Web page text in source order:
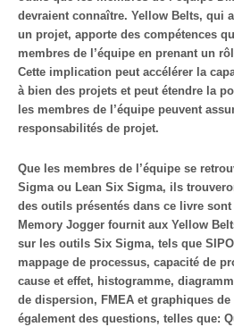
devraient connaître. Yellow Belts, qui
un projet, apporte des compétences
membres de l’équipe en prenant un
Cette implication peut accélérer la
à bien des projets et peut étendre la
les membres de l’équipe peuvent
responsabilités de projet.
Que les membres de l’équipe se
Sigma ou Lean Six Sigma, ils
des outils présentés dans ce livre sont
Memory Jogger fournit aux Yellow
sur les outils Six Sigma, tels que
mappage de processus, capacité de
cause et effet, histogramme,
de dispersion, FMEA et graphiques
également des questions, telles que: